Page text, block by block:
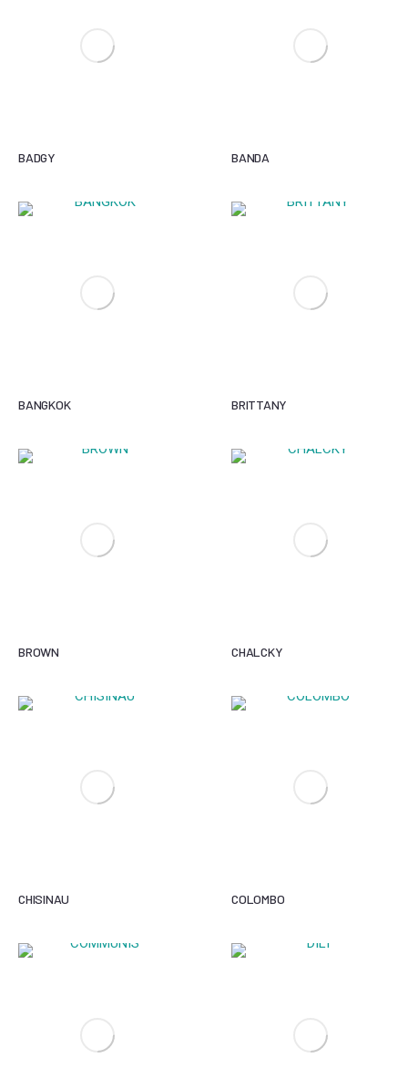
BADGY BANDA
BANGKOK BRITTANY
BROWN CHALCKY
CHISINAU COLOMBO